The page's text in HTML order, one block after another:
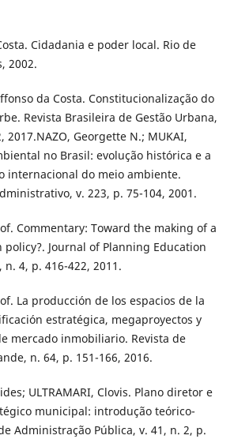
Cidadania e poder local. Rio de
2002.
da Costa. Constitucionalização do
Revista Brasileira de Gestão Urbana,
2017.NAZO, Georgette N.; MUKAI,
no Brasil: evolução histórica e a
internacional do meio ambiente.
v. 223, p. 75-104, 2001.
Commentary: Toward the making of a
Journal of Planning Education
n. 4, p. 416-422, 2011.
La producción de los espacios de la
estratégica, megaproyectos y
mercado inmobiliario. Revista de
n. 64, p. 151-166, 2016.
ULTRAMARI, Clovis. Plano diretor e
municipal: introdução teórico-
Administração Pública, v. 41, n. 2, p.